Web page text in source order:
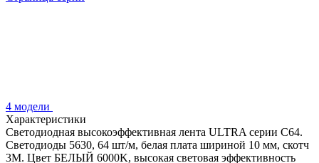
4 модели
Характеристики
Светодиодная высокоэффективная лента ULTRA серии C64.
Светодиоды 5630, 64 шт/м, белая плата шириной 10 мм, скотч
3M. Цвет БЕЛЫЙ 6000K, высокая световая эффективность